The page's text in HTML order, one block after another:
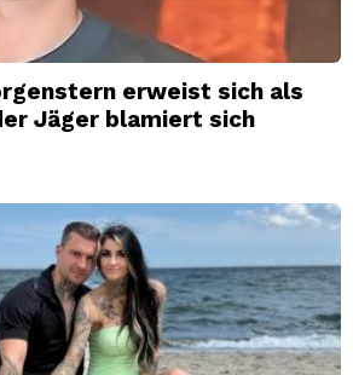
erweist sich als
Jäger blamiert sich